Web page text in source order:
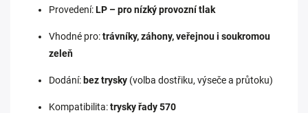
Provedení:LP – pro nízký provozní tlak
Vhodné pro:trávníky, záhony, veřejnou i soukromou
zeleň
Dodání: bez trysky (volba dostřiku, výseče a průtoku)
Kompatibilita:trysky řady 570